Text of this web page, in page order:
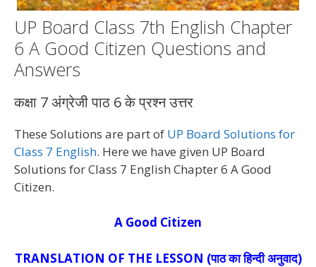
UP Board Class 7th English Chapter
6 A Good Citizen Questions and
Answers
कक्षा 7 अंग्रेजी पाठ 6 के प्रश्न उत्तर
These Solutions are part of UP Board Solutions for
Class 7 English. Here we have given UP Board
Solutions for Class 7 English Chapter 6 A Good
Citizen.
A Good Citizen
TRANSLATION OF THE LESSON (पाठ का हिन्दी अनुवाद)